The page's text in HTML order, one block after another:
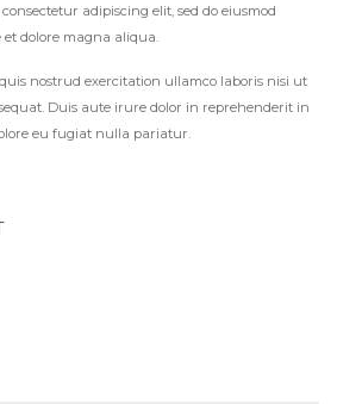
adipiscing elit, sed do eiusmod
dolore magna aliqua.
nostrud exercitation ullamco laboris nisi ut
Duis aute irure dolor in reprehenderit in
eu fugiat nulla pariatur.